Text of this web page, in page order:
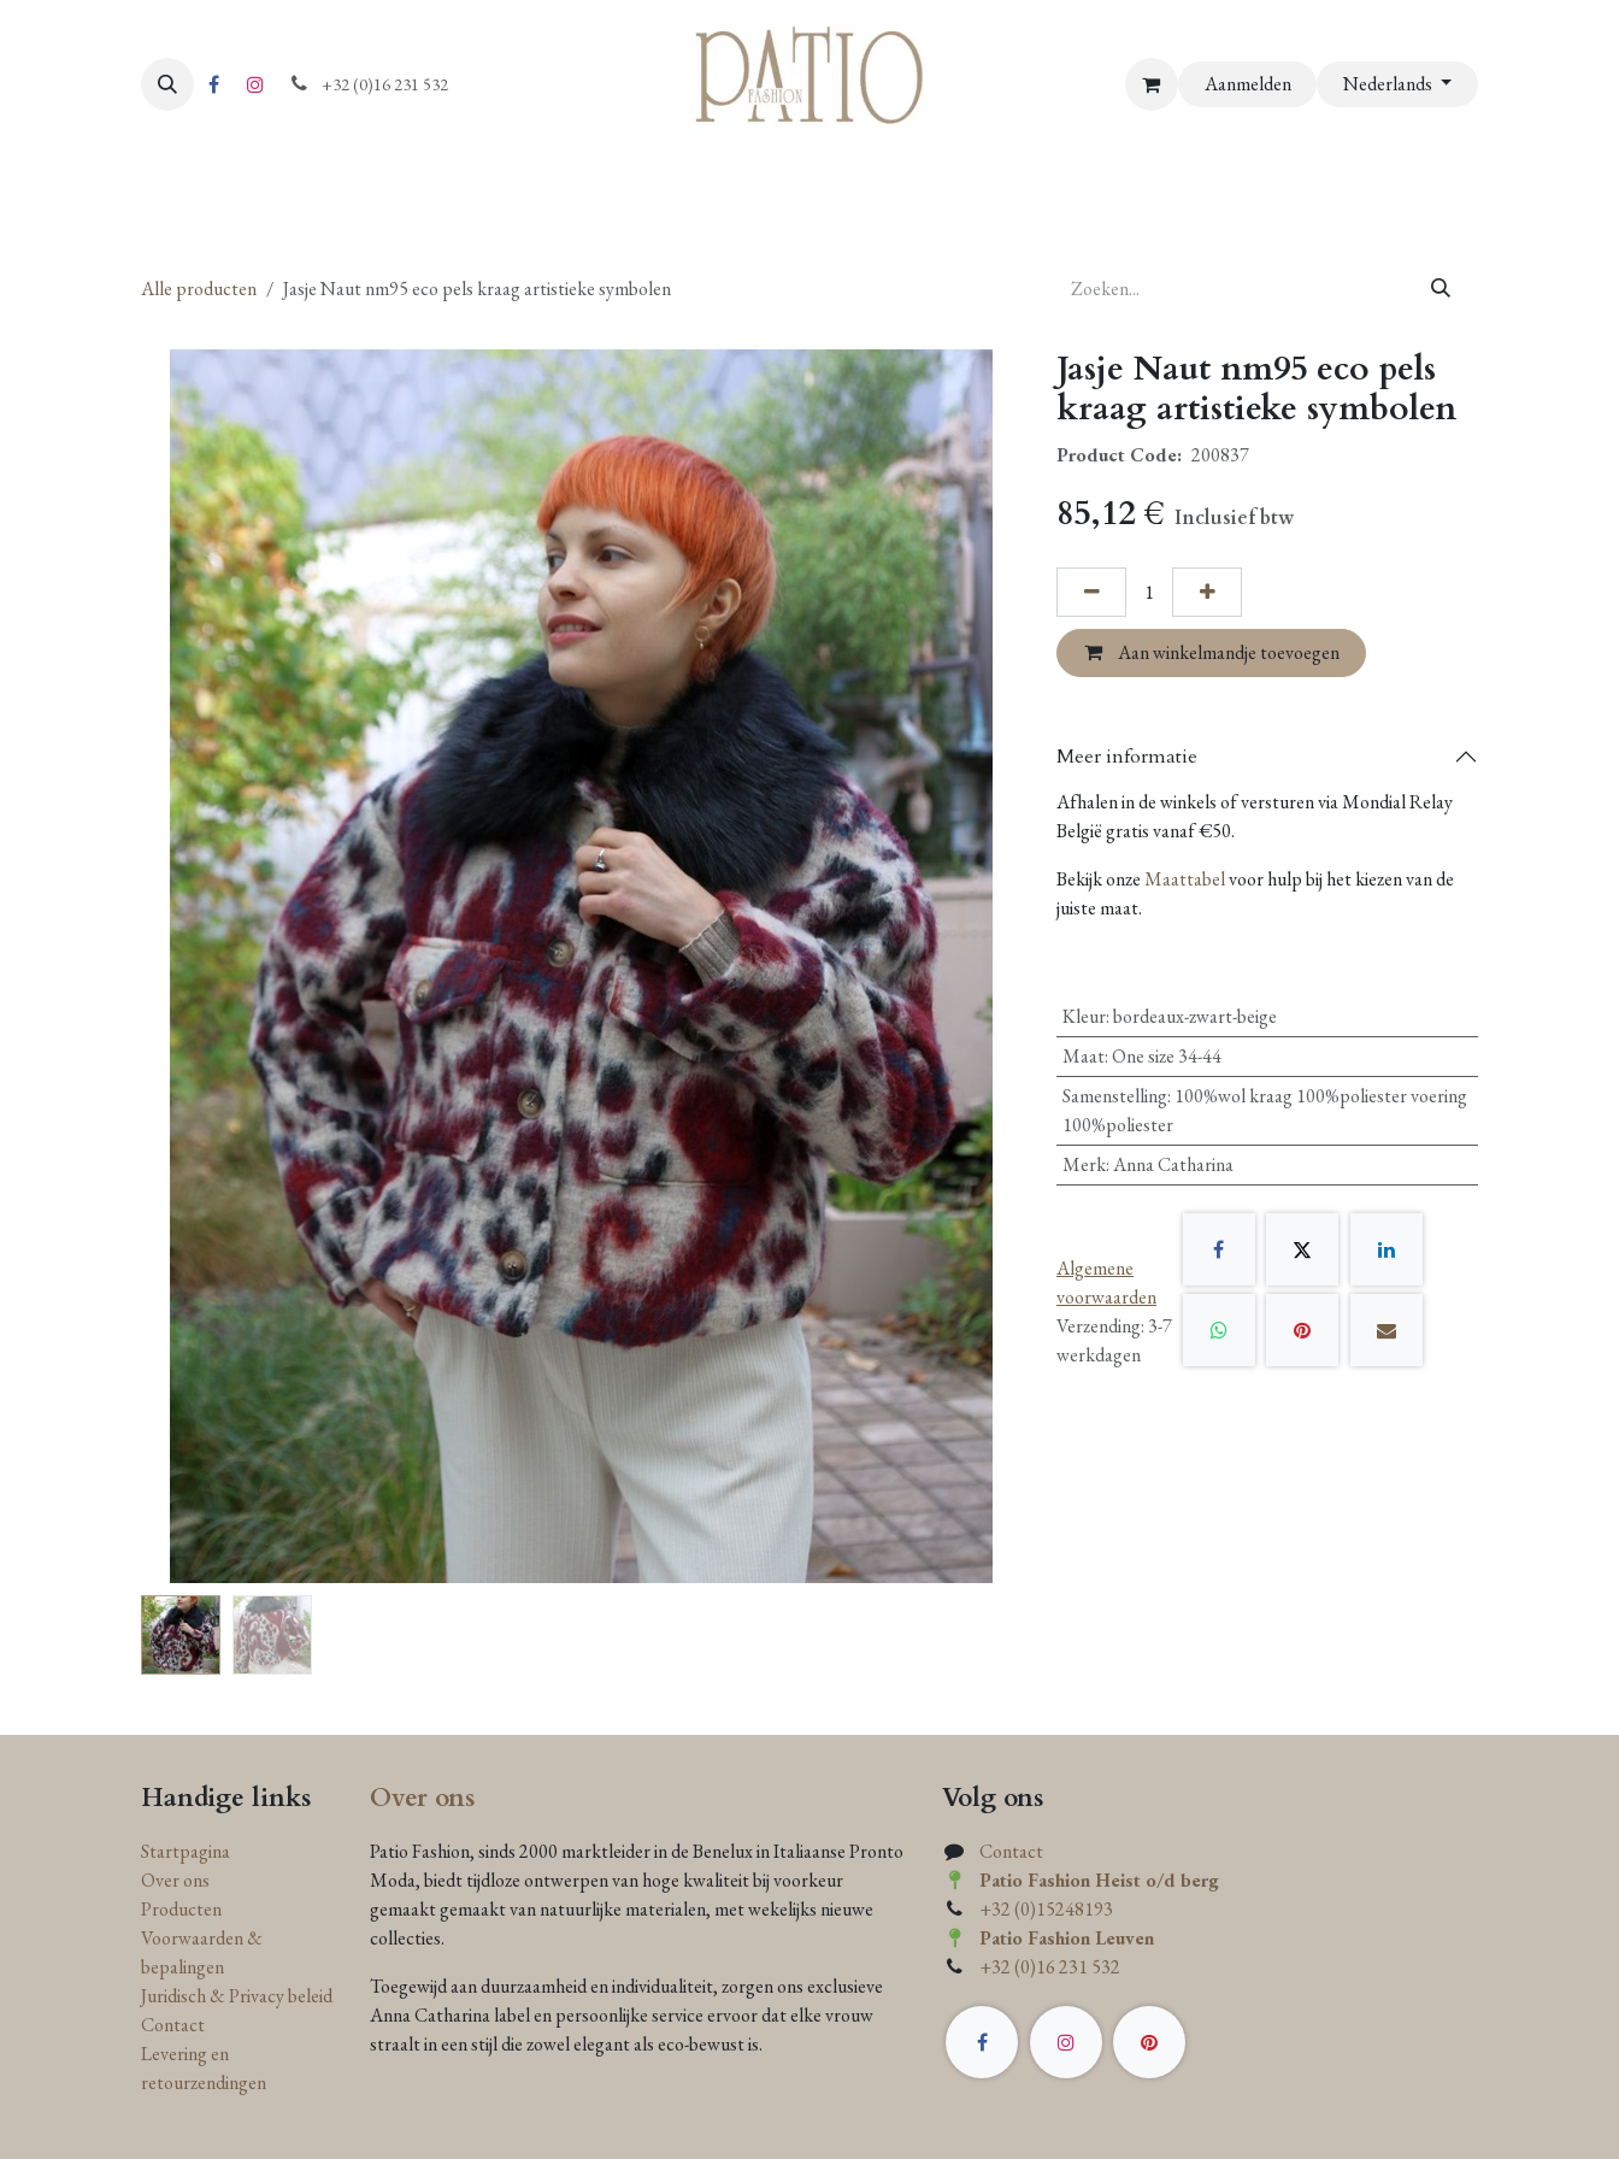
+32 (0)16 231 532 Aanmelden Nederlands
Alle producten Jasje Naut nm95 eco pels kraag artistieke symbolen
Jasje Naut nm95 eco pels
kraag artistieke symbolen
Product Code: 200837
85,12€ Inclusief btw
Aan winkelmandje toevoegen
Meer informatie
Afhalen in de winkels of versturen via Mondial Relay
België gratis vanaf €50.
Bekijk onzeMaattabelvoor hulp bij het kiezen van de
juiste maat.
Kleur:bordeaux-zwart-beige
Maat:One size 34-44
Samenstelling: 100%wol kraag 100%poliester voering
100%poliester
Merk:Anna Catharina
Algemene
voorwaarden
Verzending: 3-7
werkdagen
Handige links
Startpagina
Over ons
Producten
Voorwaarden &
bepalingen
Juridisch & Privacy beleid
Contact
Levering en
retourzendingen
Over ons
Patio Fashion, sinds 2000 marktleider in de Benelux in Italiaanse Pronto
Moda, biedt tijdloze ontwerpen van hoge kwaliteit bij voorkeur
gemaakt gemaakt van natuurlijke materialen, met wekelijks nieuwe
collecties.
Toegewijd aan duurzaamheid en individualiteit, zorgen ons exclusieve
Anna Catharina label en persoonlijke service ervoor dat elke vrouw
straalt in een stijl die zowel elegant als eco-bewust is.
Volg ons
Contact
Patio Fashion Heist o/d berg
+32 (0)15248193
Patio Fashion Leuven
+32 (0)16 231 532